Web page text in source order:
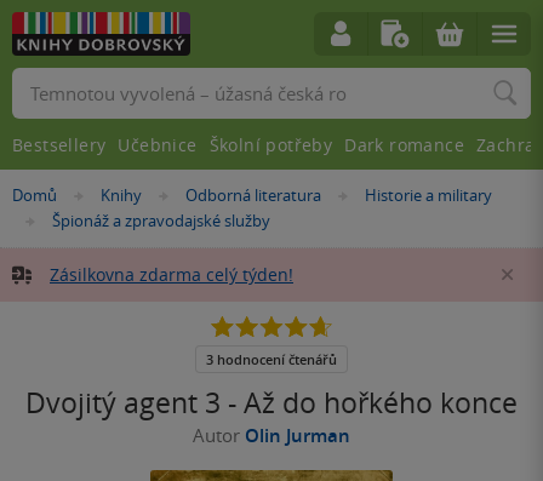
Nacházíte
Domů »Knihy »Odborná literatura »Historie a military
»
Špionáž a zpravodajské služby
Zásilkovna zdarma celý týden!
Dvojitý agent 3 - Až do hořkého konce
Autor Olin Jurman
4.7
5
3 hodnocení čtenářů
Vyhledávání
Bestsellery Učebnice Školní potřeby Dark romance